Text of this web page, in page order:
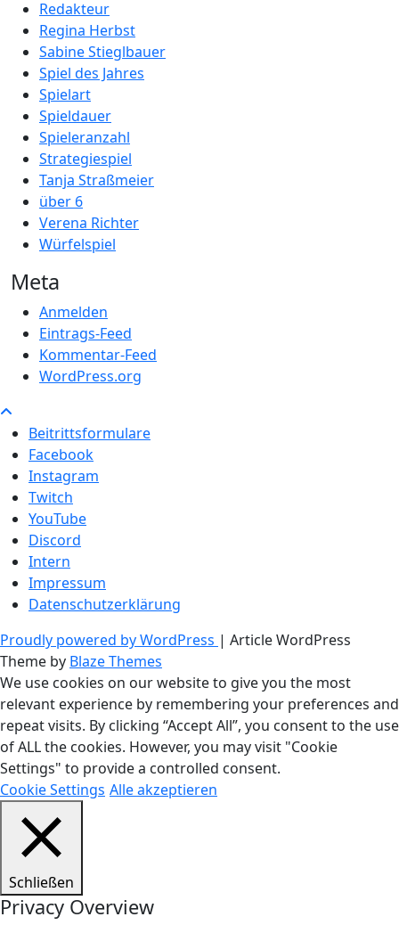
Redakteur
Regina Herbst
Sabine Stieglbauer
Spiel des Jahres
Spielart
Spieldauer
Spieleranzahl
Strategiespiel
Tanja Straßmeier
über 6
Verena Richter
Würfelspiel
Meta
Anmelden
Eintrags-Feed
Kommentar-Feed
WordPress.org
Beitrittsformulare
Facebook
Instagram
Twitch
YouTube
Discord
Intern
Impressum
Datenschutzerklärung
Proudly powered by WordPress | Article WordPress
Theme by Blaze Themes
We use cookies on our website to give you the most
relevant experience by remembering your preferences and
repeat visits. By clicking “Accept All”, you consent to the use
of ALL the cookies. However, you may visit "Cookie
Settings" to provide a controlled consent.
Cookie Settings Alle akzeptieren
Schließen
Privacy Overview